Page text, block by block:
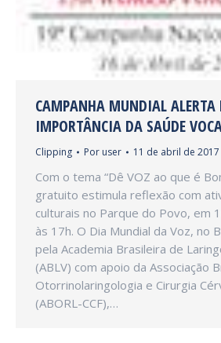
CAMPANHA MUNDIAL ALERTA
IMPORTÂNCIA DA SAÚDE
Clipping Por user 11 de abril de 2017
Com o tema “Dê VOZ ao que é
gratuito estimula reflexão com
culturais no Parque do Povo, em
às 17h. O Dia Mundial da Voz, no
pela Academia Brasileira de
(ABLV) com apoio da Associação
Otorrinolaringologia e Cirurgia
(ABORL-CCF),…